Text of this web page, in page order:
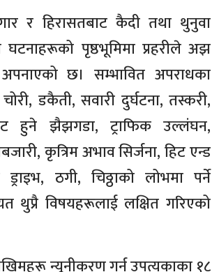
र हिरासतबाट कैदी तथा थुनुवा
पृष्ठभूमिमा प्रहरीले अझ
छ। सम्भावित अपराधका
डकैती, सवारी दुर्घटना, तस्करी,
हुने झैझगडा, ट्राफिक उल्लंघन,
कृत्रिम अभाव सिर्जना, हिट एन्ड
ठगी, चिठ्ठाको लोभमा पर्ने
थुप्रै विषयहरूलाई लक्षित गरिएको
न्यूनीकरण गर्न उपत्यकाका १८